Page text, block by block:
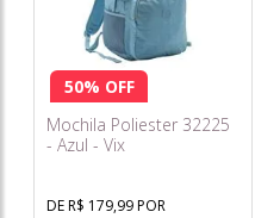
50% OFF
Mochila Poliester 32225
- Azul - Vix
DE R$ 179,99 POR